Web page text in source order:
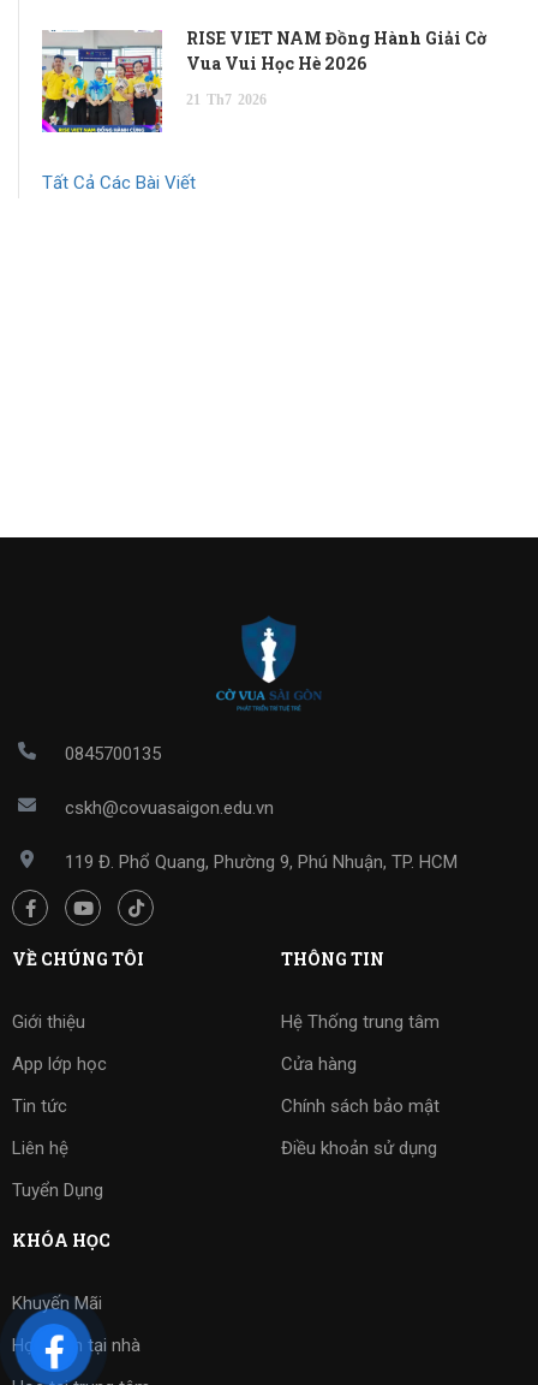
RISE VIET NAM Đồng Hành Giải Cờ
Vua Vui Học Hè 2026
21 Th7 2026
Tất Cả Các Bài Viết
0845700135
cskh@covuasaigon.edu.vn
119 Đ. Phổ Quang, Phường 9, Phú Nhuận, TP. HCM
VỀ CHÚNG TÔI
Giới thiệu
App lớp học
Tin tức
Liên hệ
Tuyển Dụng
THÔNG TIN
Hệ Thống trung tâm
Cửa hàng
Chính sách bảo mật
Điều khoản sử dụng
KHÓA HỌC
Khuyến Mãi
Học kèm tại nhà